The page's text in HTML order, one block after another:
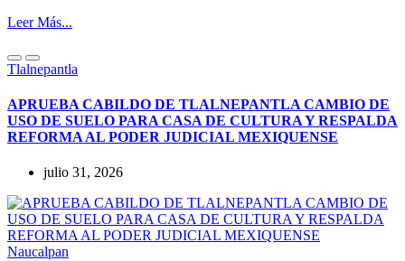
Leer Más...
Tlalnepantla
APRUEBA CABILDO DE TLALNEPANTLA CAMBIO DE
USO DE SUELO PARA CASA DE CULTURA Y RESPALDA
REFORMA AL PODER JUDICIAL MEXIQUENSE
julio 31, 2026
Naucalpan